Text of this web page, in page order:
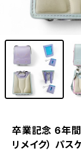
卒業記念 6年間
リメイク） パス